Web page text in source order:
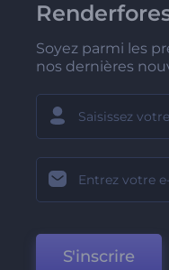
Soyez parmi les
nos dernières
S'inscrire